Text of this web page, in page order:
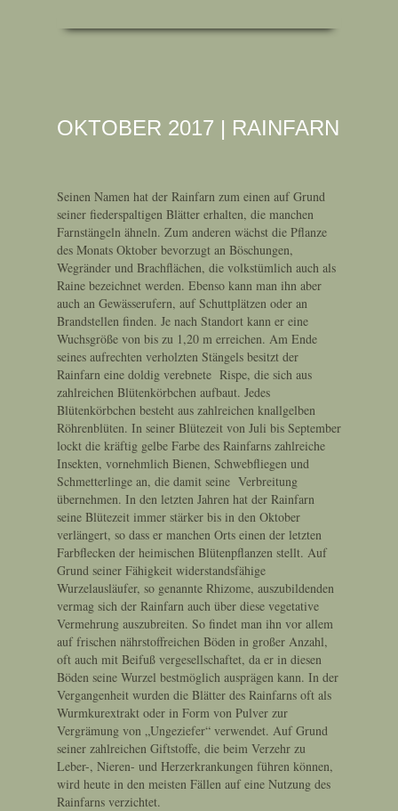
OKTOBER 2017 | RAINFARN
Seinen Namen hat der Rainfarn zum einen auf Grund
seiner fiederspaltigen Blätter erhalten, die manchen
Farnstängeln ähneln. Zum anderen wächst die Pflanze
des Monats Oktober bevorzugt an Böschungen,
Wegränder und Brachflächen, die volkstümlich auch als
Raine bezeichnet werden. Ebenso kann man ihn aber
auch an Gewässerufern, auf Schuttplätzen oder an
Brandstellen finden. Je nach Standort kann er eine
Wuchsgröße von bis zu 1,20 m erreichen. Am Ende
seines aufrechten verholzten Stängels besitzt der
Rainfarn eine doldig verebnete Rispe, die sich aus
zahlreichen Blütenkörbchen aufbaut. Jedes
Blütenkörbchen besteht aus zahlreichen knallgelben
Röhrenblüten. In seiner Blütezeit von Juli bis September
lockt die kräftig gelbe Farbe des Rainfarns zahlreiche
Insekten, vornehmlich Bienen, Schwebfliegen und
Schmetterlinge an, die damit seine Verbreitung
übernehmen. In den letzten Jahren hat der Rainfarn
seine Blütezeit immer stärker bis in den Oktober
verlängert, so dass er manchen Orts einen der letzten
Farbflecken der heimischen Blütenpflanzen stellt. Auf
Grund seiner Fähigkeit widerstandsfähige
Wurzelausläufer, so genannte Rhizome, auszubildenden
vermag sich der Rainfarn auch über diese vegetative
Vermehrung auszubreiten. So findet man ihn vor allem
auf frischen nährstoffreichen Böden in großer Anzahl,
oft auch mit Beifuß vergesellschaftet, da er in diesen
Böden seine Wurzel bestmöglich ausprägen kann. In der
Vergangenheit wurden die Blätter des Rainfarns oft als
Wurmkurextrakt oder in Form von Pulver zur
Vergrämung von „Ungeziefer“ verwendet. Auf Grund
seiner zahlreichen Giftstoffe, die beim Verzehr zu
Leber-, Nieren- und Herzerkrankungen führen können,
wird heute in den meisten Fällen auf eine Nutzung des
Rainfarns verzichtet.